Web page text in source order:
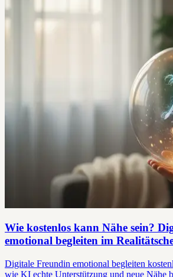
Wie kostenlos kann Nähe sein?
emotional begleiten im
Digitale Freundin emotional begleiten
wie KI echte Unterstützung und neue Nähe